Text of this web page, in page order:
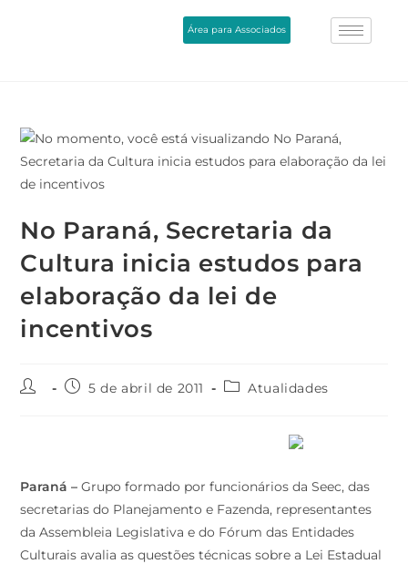
Área para Associados
No Paraná, Secretaria da
Cultura inicia estudos para
elaboração da lei de
incentivos
5 de abril de 2011 Atualidades
Paraná – Grupo formado por funcionários da Seec, das
secretarias do Planejamento e Fazenda, representantes
da Assembleia Legislativa e do Fórum das Entidades
Culturais avalia as questões técnicas sobre a Lei Estadual